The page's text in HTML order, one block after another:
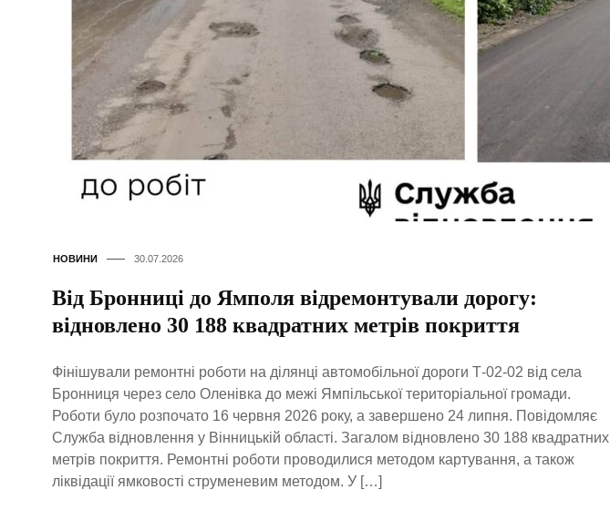
НОВИНИ 30.07.2026
Від Бронниці до Ямполя відремонтували дорогу:
відновлено 30 188 квадратних метрів покриття
Фінішували ремонтні роботи на ділянці автомобільної дороги Т-02-02 від села
Бронниця через село Оленівка до межі Ямпільської територіальної громади.
Роботи було розпочато 16 червня 2026 року, а завершено 24 липня. Повідомляє
Служба відновлення у Вінницькій області. Загалом відновлено 30 188 квадратних
метрів покриття. Ремонтні роботи проводилися методом картування, а також
ліквідації ямковості струменевим методом. У […]